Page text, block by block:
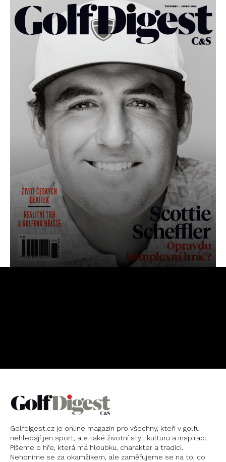
Golfdigest.cz je online magazín pro všechny, kteří v golfu
nehledají jen sport, ale také životní styl, kulturu a inspiraci.
Píšeme o hře, která má hloubku, charakter a tradici.
Nehoníme se za okamžikem, ale zaměřujeme se na to, co